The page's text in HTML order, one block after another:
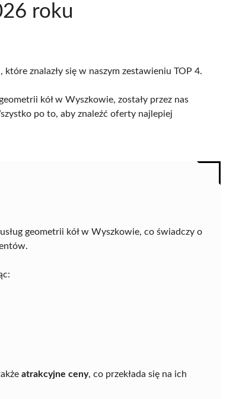
roku
znalazły się w naszym zestawieniu TOP 4.
kół w Wyszkowie, zostały przez nas
po to, aby znaleźć oferty najlepiej
geometrii kół w Wyszkowie, co świadczy o
atrakcyjne ceny, co przekłada się na ich